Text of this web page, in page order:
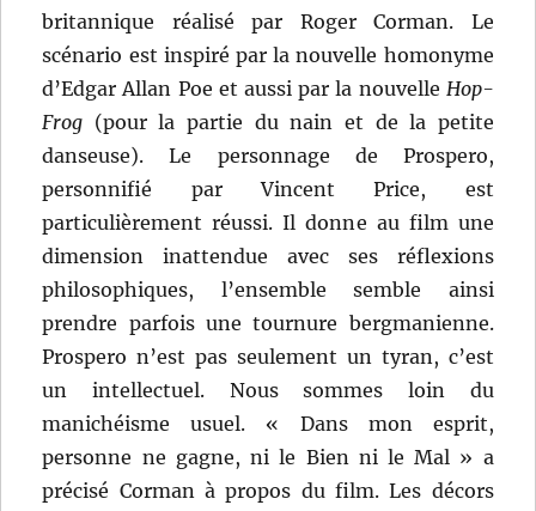
britannique réalisé par Roger Corman. Le
scénario est inspiré par la nouvelle homonyme
d’Edgar Allan Poe et aussi par la nouvelle Hop-
Frog (pour la partie du nain et de la petite
danseuse). Le personnage de Prospero,
personnifié par Vincent Price, est
particulièrement réussi. Il donne au film une
dimension inattendue avec ses réflexions
philosophiques, l’ensemble semble ainsi
prendre parfois une tournure bergmanienne.
Prospero n’est pas seulement un tyran, c’est
un intellectuel. Nous sommes loin du
manichéisme usuel. « Dans mon esprit,
personne ne gagne, ni le Bien ni le Mal » a
précisé Corman à propos du film. Les décors